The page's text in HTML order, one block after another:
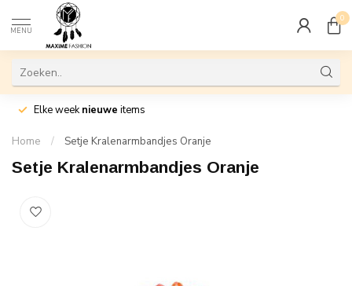
MENU
0
Elke weeknieuwe items
Home / Setje Kralenarmbandjes Oranje
Setje Kralenarmbandjes Oranje